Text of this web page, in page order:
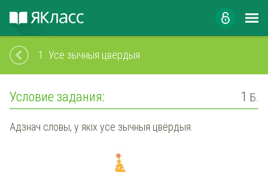
1. Усе зычныя цвёрдыя
Условие задания: 1 Б.
Адзнач словы, у якіх усе зычныя цвёрдыя.